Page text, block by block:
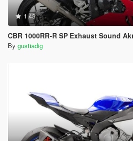
1.43
CBR 1000RR-R SP Exhaust Sound
By gustiadig